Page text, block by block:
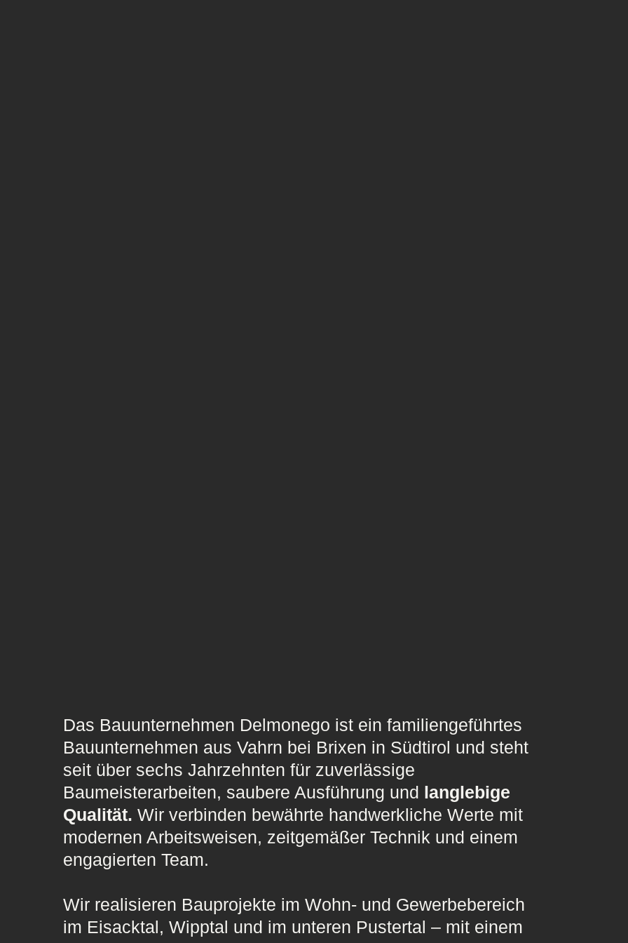
Das Bauunternehmen Delmonego ist ein familiengeführtes
Bauunternehmen aus Vahrn bei Brixen in Südtirol und steht
seit über sechs Jahrzehnten für zuverlässige
Baumeisterarbeiten, saubere Ausführung und langlebige
Qualität. Wir verbinden bewährte handwerkliche Werte mit
modernen Arbeitsweisen, zeitgemäßer Technik und einem
engagierten Team.
Wir realisieren Bauprojekte im Wohn- und Gewerbebereich
im Eisacktal, Wipptal und im unteren Pustertal – mit einem